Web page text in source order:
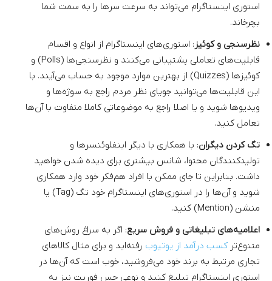
استوری اینستاگرام می‌تواند به سرعت سرها را به سمت شما
بچرخاند.
نظرسنجی و کوئیز : استوری‌های اینستاگرام از انواع و اقسام
قابلیت‌های تعاملی پشتیبانی می‌کنند و نظرسنجی‌ها (Polls) و
کوئیزها (Quizzes) از بهترین موارد موجود به حساب می‌آیند. با
این قابلیت‌ها می‌توانید جویای نظر مردم راجع به سوژه‌ها و
ویدیوها شوید و یا اصلا راجع به موضوعاتی کاملا متفاوت با آن‌ها
تعامل کنید.
تگ کردن دیگران: با همکاری با دیگر اینفلو‌ئنسرها و
تولیدکنندگان محتوا، شانس بیشتری برای دیده شدن خواهید
داشت. بنابراین تا جای ممکن با افراد هم‌فکر خود وارد همکاری
شوید و آن‌ها را در استوری‌های اینستاگرام خود تگ (Tag) یا
منشن (Mention) کنید.
اعلامیه‌های تبلیغاتی و فروش سریع: اگر به سراغ روش‌های
متنوع‌تر کسب درآمد از یوتیوب رفته‌اید و برای مثال کالاهای
تجاری مرتبط به برند خود می‌فروشید، خوب است که آن‌ها در
استوری اینستاگرام تبلیغ کنید و نوعی حس فوریت نیز به